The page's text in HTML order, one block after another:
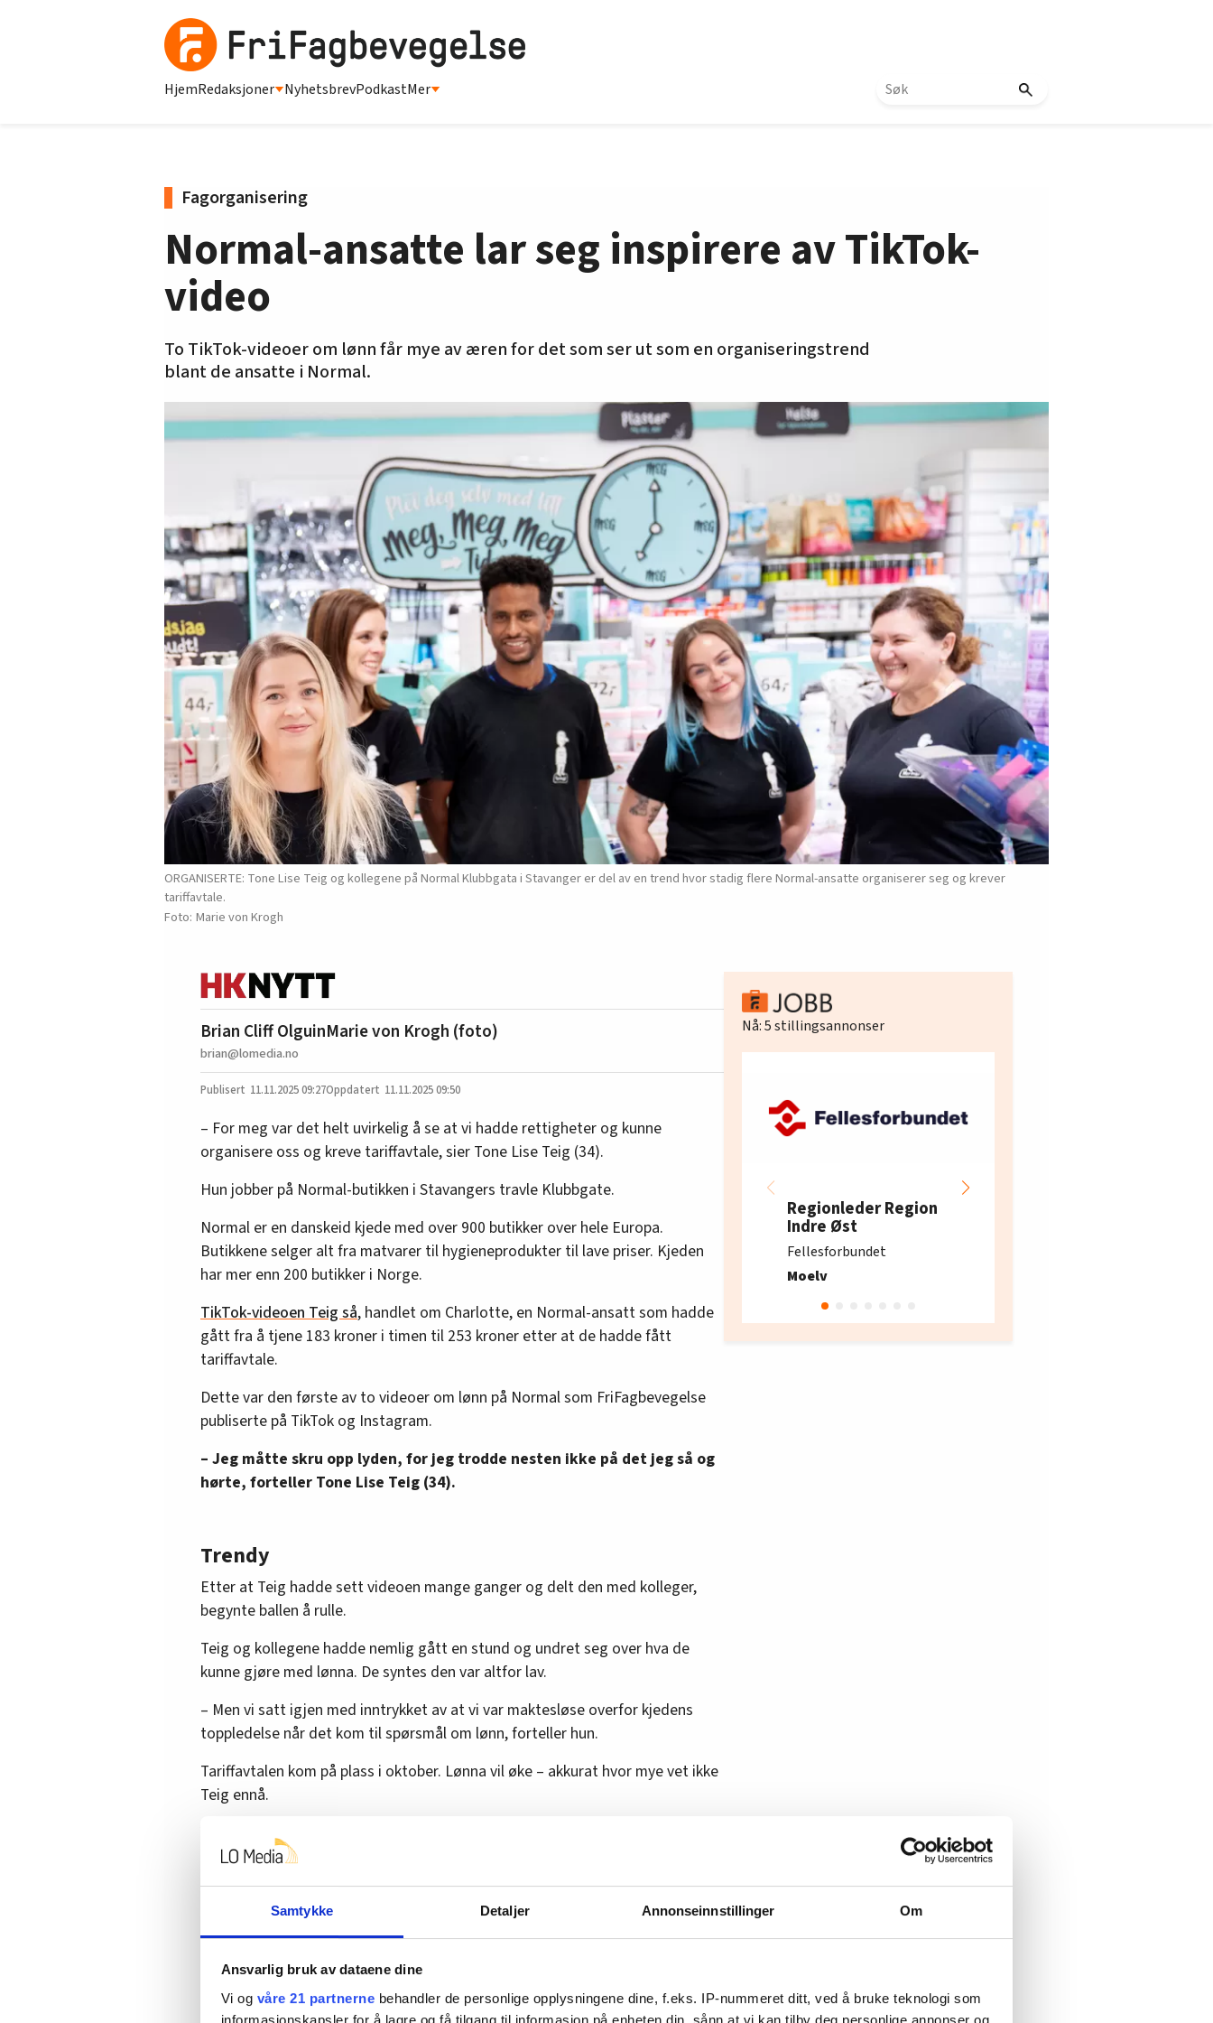
Samtykke Detaljer Annonseinnstillinger Om
Ansvarlig bruk av dataene dine
Vi og våre 21 partnerne behandler de personlige opplysningene dine, f.eks. IP-nummeret ditt, ved å bruke teknologi som
informasjonskapsler for å lagre og få tilgang til informasjon på enheten din, sånn at vi kan tilby deg personlige annonser og
HjemRedaksjoner NyhetsbrevPodkastMer
Fagorganisering
Normal-ansatte lar seg inspirere av TikTok-
video
To TikTok-videoer om lønn får mye av æren for det som ser ut som en organiseringstrend
blant de ansatte i Normal.
ORGANISERTE: Tone Lise Teig og kollegene på Normal Klubbgata i Stavanger er del av en trend hvor stadig flere Normal-ansatte organiserer seg og krever
tariffavtale.
Marie von Krogh
Brian Cliff Olguin
brian@lomedia.no
Marie von Krogh (foto)
11.11.202509:27 11.11.2025 09:50
– For meg var det helt uvirkelig å se at vi hadde rettigheter og kunne
organisere oss og kreve tariffavtale, sier Tone Lise Teig (34).
Hun jobber på Normal-butikken i Stavangers travle Klubbgate.
Normal er en danskeid kjede med over 900 butikker over hele Europa.
Butikkene selger alt fra matvarer til hygieneprodukter til lave priser. Kjeden
har mer enn 200 butikker i Norge.
TikTok-videoenTeig så, handlet om Charlotte, en Normal-ansatt som hadde
gått fra å tjene 183 kroner i timen til 253 kroner etter at de hadde fått
tariffavtale.
Dette var den første av to videoer om lønn på Normal som FriFagbevegelse
publiserte på TikTok og Instagram.
– Jeg måtte skru opp lyden, for jeg trodde nesten ikke på det jeg så og
hørte, forteller Tone Lise Teig (34).
Trendy
Etter at Teig hadde sett videoen mange ganger og delt den med kolleger,
begynte ballen å rulle.
Teig og kollegene hadde nemlig gått en stund og undret seg over hva de
kunne gjøre med lønna. De syntes den var altfor lav.
– Men vi satt igjen med inntrykket av at vi var maktesløse overfor kjedens
toppledelse når det kom til spørsmål om lønn, forteller hun.
Tariffavtalen kom på plass i oktober. Lønna vil øke – akkurat hvor mye vet ikke
Teig ennå.
Videoene får nå mye av æren for det som ser ut å ha blitt en
organiseringstrend blant de ansatte i Normal.
@frifagbevegelseHva tjener en butikkmedarbeider på Normal? Og
hvordan ser arbeidsdagen ut? 🏪Charlotte jobber deltid i en 20
prosent stilling på Normal på Rygge Storsenter. 🛍️Her jobber hun
varer hver uke, og det er et høyt tempo for å få alle varene ut i
butikken. 🤑Charlotte har jobbet her i litt over et år. Og etter at de
fikk tariffavtale for noen måneder siden, økte lønna hennes med 70
Nå:5stillingsannonser
Regionleder Region
Indre Øst
Fellesforbundet
Moelv